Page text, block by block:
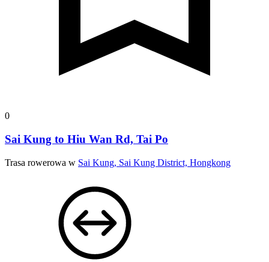
0
Sai Kung to Hiu Wan Rd, Tai Po
Trasa rowerowa w Sai Kung, Sai Kung District, Hongkong